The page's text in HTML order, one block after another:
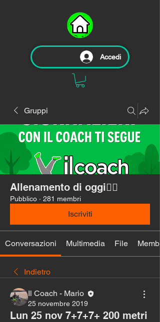
Accedi
Gruppi
Allenamento di oggi🏃‍♂️
Pubblico · 281 membri
Iscriviti
Conversazioni Multimedia File Membri
Indietro
Il Coach - Mario
25 novembre 2019
Lun 25 nov 7+7+7+ 200 metri